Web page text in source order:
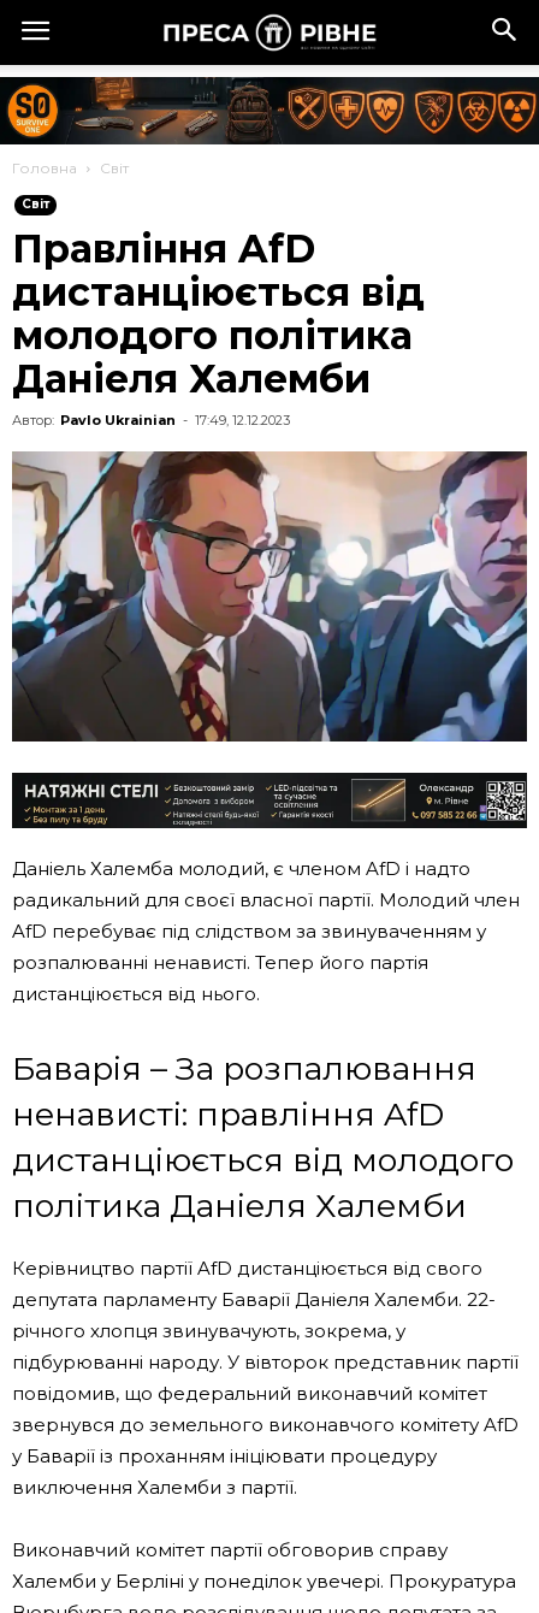
Головна Cвіт
Cвіт
Правління AfD
дистанціюється від
молодого політика
Даніеля Халемби
Автор: Pavlo Ukrainian - 17:49, 12.12.2023
Даніель Халемба молодий, є членом AfD і надто
радикальний для своєї власної партії. Молодий член
AfD перебуває під слідством за звинуваченням у
розпалюванні ненависті. Тепер його партія
дистанціюється від нього.
Баварія – За розпалювання
ненависті: правління AfD
дистанціюється від молодого
політика Даніеля Халемби
Керівництво партії AfD дистанціюється від свого
депутата парламенту Баварії Даніеля Халемби. 22-
річного хлопця звинувачують, зокрема, у
підбурюванні народу. У вівторок представник партії
повідомив, що федеральний виконавчий комітет
звернувся до земельного виконавчого комітету AfD
у Баварії із проханням ініціювати процедуру
виключення Халемби з партії.
Виконавчий комітет партії обговорив справу
Халемби у Берліні у понеділок увечері. Прокуратура